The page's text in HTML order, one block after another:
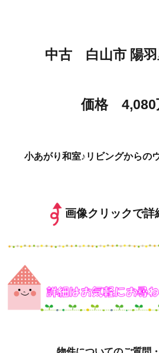
中古 白山市 陽羽
価格 4,080
小あがり和室♪リビングからの
画像クリックで詳